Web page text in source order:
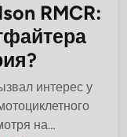
RMCR:
интерес у
на…